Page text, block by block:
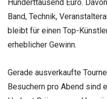
Hunderttausend Euro.
Band, Technik,
bleibt für einen Top-
erheblicher Gewinn.
Gerade ausverkaufte
Besuchern pro Abend sind